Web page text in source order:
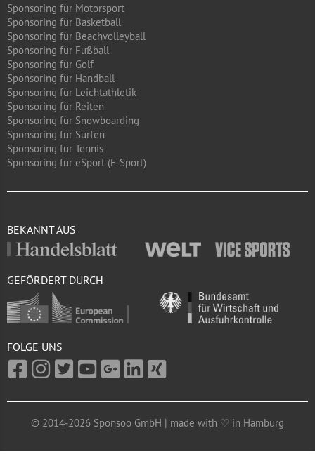
Sponsoring für Motorsport
Sponsoring für Basketball
Sponsoring für Beachvolleyball
Sponsoring für Fußball
Sponsoring für Golf
Sponsoring für Handball
Sponsoring für Leichtathletik
Sponsoring für Reiten
Sponsoring für Snowboarding
Sponsoring für Surfen
Sponsoring für Tennis
Sponsoring für eSport (E-Sport)
BEKANNT AUS
GEFÖRDERT DURCH
FOLGE UNS
© 2014-2026 Sponsoo GmbH | made with ♡ in Hamburg